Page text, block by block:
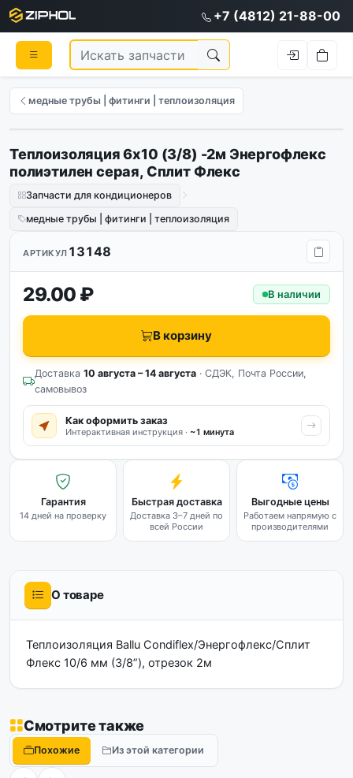
+7 (4812) 21-88-00
медные трубы | фитинги | теплоизоляция
Теплоизоляция 6х10 (3/8) -2м Энергофлекс
полиэтилен серая, Сплит Флекс
Запчасти для кондиционеров
медные трубы | фитинги | теплоизоляция
АРТИКУЛ 13148
29.00 ₽ В наличии
В корзину
Доставка 10 августа – 14 августа · СДЭК, Почта России,
самовывоз
Как оформить заказ
Интерактивная инструкция · ~1 минута
Гарантия
14 дней на проверку
Быстрая доставка
Доставка 3–7 дней по
всей России
Выгодные цены
Работаем напрямую с
производителями
О товаре
Теплоизоляция Ballu Condiflex/Энергофлекс/Сплит
Флекс 10/6 мм (3/8”), отрезок 2м
Смотрите также
Похожие Из этой категории